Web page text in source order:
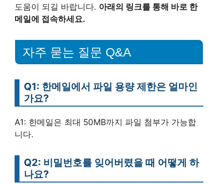
도움이 되길 바랍니다. 아래의 링크를 통해 바로 한
메일에 접속하세요.
자주 묻는 질문 Q&A
Q1: 한메일에서 파일 용량 제한은 얼마인
가요?
A1: 한메일은 최대 50MB까지 파일 첨부가 가능합
니다.
Q2: 비밀번호를 잊어버렸을 때 어떻게 하
나요?